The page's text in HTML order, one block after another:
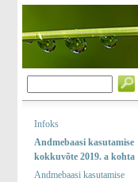
Infoks
Andmebaasi kasutamise
kokkuvõte 2019. a kohta
Andmebaasi kasutamise